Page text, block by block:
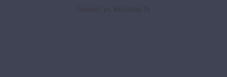
Ташкент, ул. Уйсозлар 75